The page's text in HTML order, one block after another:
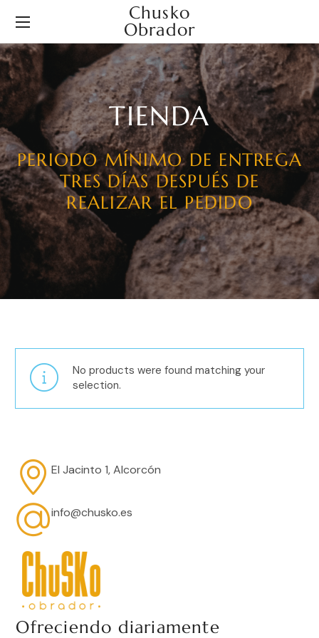
Chusko
Obrador
TIENDA
PERIODO MÍNIMO DE ENTREGA
TRES DÍAS DESPUÉS DE
REALIZAR EL PEDIDO
No products were found matching your
selection.
El Jacinto 1, Alcorcón
info@chusko.es
Ofreciendo diariamente